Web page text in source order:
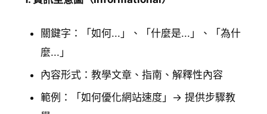
關鍵字：「如何...」、「什麼是...」、「為什
麼...」
內容形式：教學文章、指南、解釋性內容
範例：「如何優化網站速度」→ 提供步驟教